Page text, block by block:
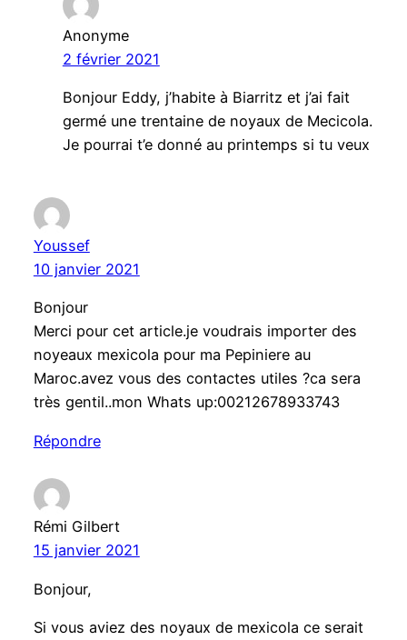
Anonyme
2 février 2021
Bonjour Eddy, j’habite à Biarritz et j’ai fait
germé une trentaine de noyaux de Mecicola.
Je pourrai t’e donné au printemps si tu veux
Youssef
10 janvier 2021
Bonjour
Merci pour cet article.je voudrais importer des
noyeaux mexicola pour ma Pepiniere au
Maroc.avez vous des contactes utiles ?ca sera
très gentil..mon Whats up:00212678933743
Répondre
Rémi Gilbert
15 janvier 2021
Bonjour,
Si vous aviez des noyaux de mexicola ce serait